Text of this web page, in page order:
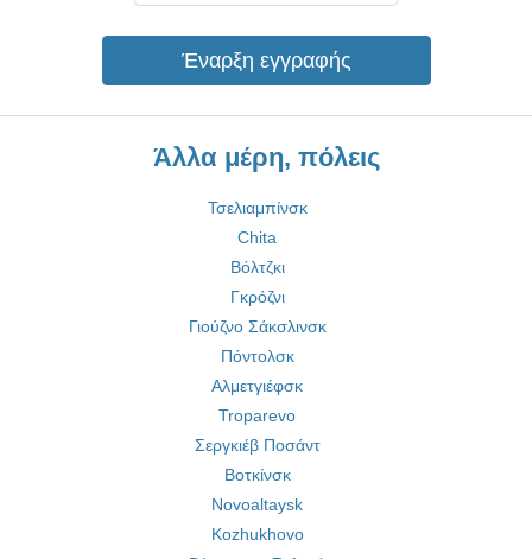
Έναρξη εγγραφής
Άλλα μέρη, πόλεις
Τσελιαμπίνσκ
Chita
Βόλτζκι
Γκρόζνι
Γιούζνο Σάκσλινσκ
Πόντολσκ
Αλμετγιέφσκ
Troparevo
Σεργκιέβ Ποσάντ
Βοτκίνσκ
Novoaltaysk
Kozhukhovo